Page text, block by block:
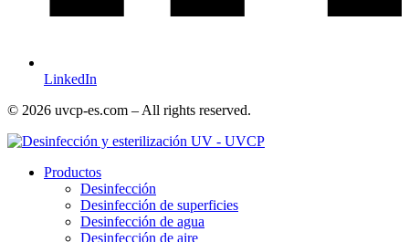
LinkedIn
© 2026 uvcp-es.com – All rights reserved.
Productos
Desinfección
Desinfección de superficies
Desinfección de agua
Desinfección de aire